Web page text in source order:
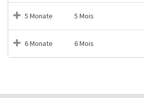
5 Monate 5 Mois
6 Monate 6 Mois